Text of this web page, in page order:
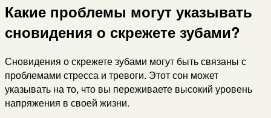
Какие проблемы могут указывать
сновидения о скрежете зубами?
Сновидения о скрежете зубами могут быть связаны с
проблемами стресса и тревоги. Этот сон может
указывать на то, что вы переживаете высокий уровень
напряжения в своей жизни.